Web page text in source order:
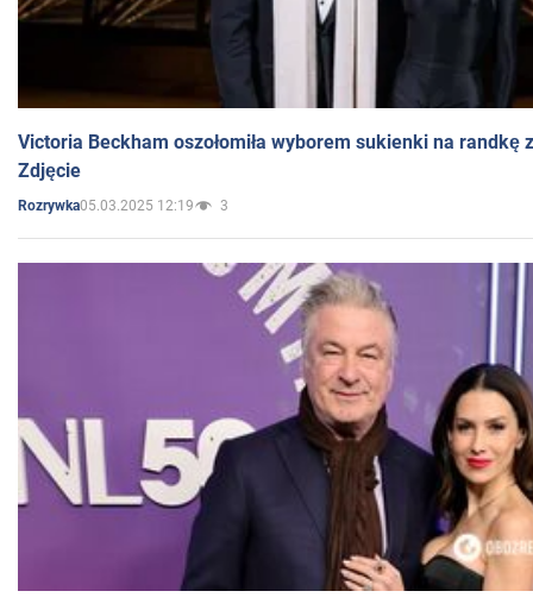
Victoria Beckham oszołomiła wyborem sukienki na randkę
Zdjęcie
Rozrywka05.03.2025 12:19 3